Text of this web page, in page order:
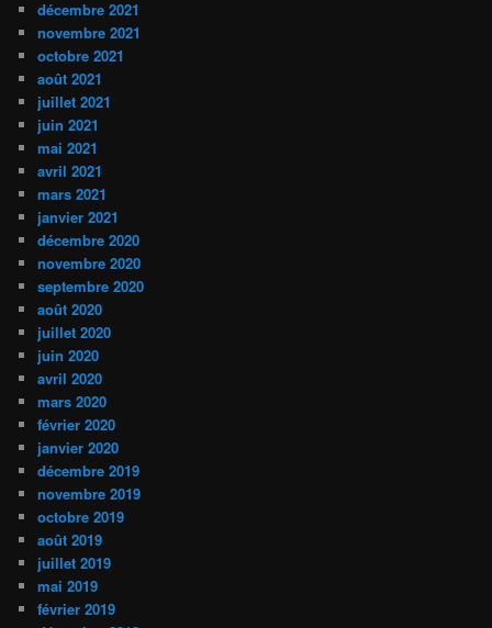
décembre 2021
novembre 2021
octobre 2021
août 2021
juillet 2021
juin 2021
mai 2021
avril 2021
mars 2021
janvier 2021
décembre 2020
novembre 2020
septembre 2020
août 2020
juillet 2020
juin 2020
avril 2020
mars 2020
février 2020
janvier 2020
décembre 2019
novembre 2019
octobre 2019
août 2019
juillet 2019
mai 2019
février 2019